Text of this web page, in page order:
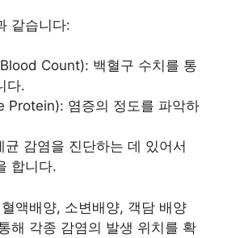
같습니다:
Count): 백혈구 수치를 통
다.
Protein): 염증의 정도를 파악하
감염을 진단하는 데 있어서
합니다.
액배양, 소변배양, 객담 배양
해 각종 감염의 발생 위치를 확